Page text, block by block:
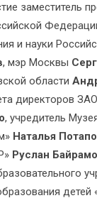
заместитель
и науки
, мэр Москвы
области
директоров
, учредитель
Наталья
Руслан